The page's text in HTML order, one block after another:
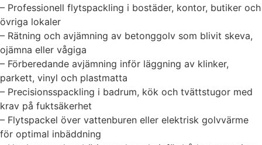
– Professionell flytspackling i bostäder, kontor, butiker och
övriga lokaler
– Rätning och avjämning av betonggolv som blivit skeva,
ojämna eller vågiga
– Förberedande avjämning inför läggning av klinker,
parkett, vinyl och plastmatta
– Precisionsspackling i badrum, kök och tvättstugor med
krav på fuktsäkerhet
– Flytspackel över vattenburen eller elektrisk golvvärme
för optimal inbäddning